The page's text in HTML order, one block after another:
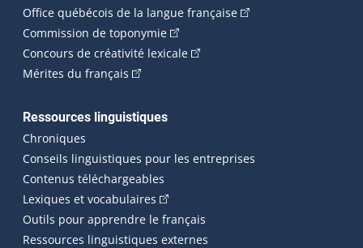
Office québécois de la langue française(Cet hyperlien
Commission de toponymie(Cet hyperlien externe s'ouvrira
Concours de créativité lexicale(Cet hyperlien externe
Mérites du français (Cet hyperlien externe s'ouvrira dans une
Ressources linguistiques
Chroniques
Conseils linguistiques pour les entreprises
Contenus téléchargeables
Lexiques et vocabulaires (Cet hyperlien externe s'ouvrira
Outils pour apprendre le français
Ressources linguistiques externes